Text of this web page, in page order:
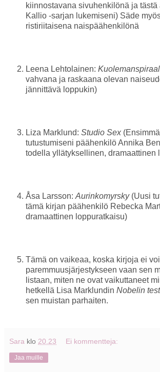
kiinnostavana sivuhenkilönä ja tästä
Kallio -sarjan lukemiseni) Säde
ristiriitaisena naispäähenkilönä
Leena Lehtolainen:
vahvana ja raskaana olevan
jännittävä loppukin)
Liza Marklund: Studio Sex
tutustumiseni päähenkilö Annika
todella yllätyksellinen, dramaattinen
Åsa Larsson: Aurinkomyrsky(Uusi
tämä kirjan päähenkilö Rebecka
dramaattinen loppuratkaisu)
Tämä on vaikeaa, koska kirjoja ei
paremmuusjärjestykseen vaan sen
listaan, miten ne ovat vaikuttaneet
hetkellä Lisa Marklundin Nobelin
sen muistan parhaiten.
Sara klo 20.23 Ei kommentteja:
Jaa muille